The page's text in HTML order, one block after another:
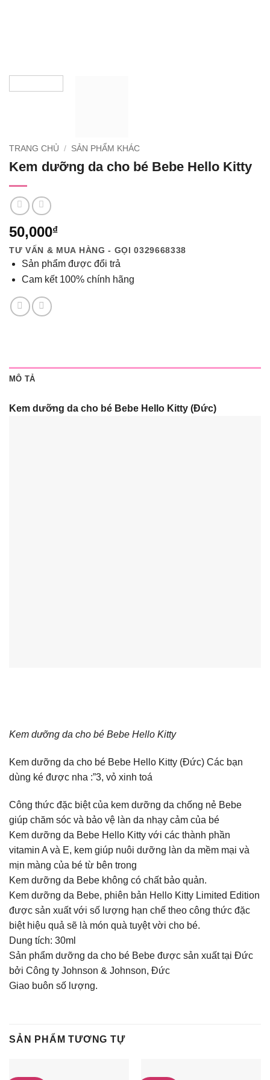
TRANG CHỦ / SẢN PHẨM KHÁC
Kem dưỡng da cho bé Bebe Hello Kitty
50,000₫
TƯ VẤN & MUA HÀNG - GỌI 0329668338
Sản phẩm được đổi trả
Cam kết 100% chính hãng
MÔ TẢ
Kem dưỡng da cho bé Bebe Hello Kitty (Đức)
Kem dưỡng da cho bé Bebe Hello Kitty
Kem dưỡng da cho bé Bebe Hello Kitty (Đức) Các bạn
dùng ké được nha :”3, vỏ xinh toá
Công thức đặc biệt của kem dưỡng da chống nẻ Bebe
giúp chăm sóc và bảo vệ làn da nhạy cảm của bé
Kem dưỡng da Bebe Hello Kitty với các thành phần
vitamin A và E, kem giúp nuôi dưỡng làn da mềm mại và
mịn màng của bé từ bên trong
Kem dưỡng da Bebe không có chất bảo quản.
Kem dưỡng da Bebe, phiên bản Hello Kitty Limited Edition
được sản xuất với số lượng hạn chế theo công thức đặc
biệt hiệu quả sẽ là món quà tuyệt vời cho bé.
Dung tích: 30ml
Sản phẩm dưỡng da cho bé Bebe được sản xuất tại Đức
bởi Công ty Johnson & Johnson, Đức
Giao buôn số lượng.
SẢN PHẨM TƯƠNG TỰ